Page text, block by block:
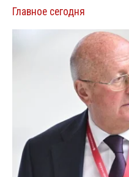
Главное сегодня